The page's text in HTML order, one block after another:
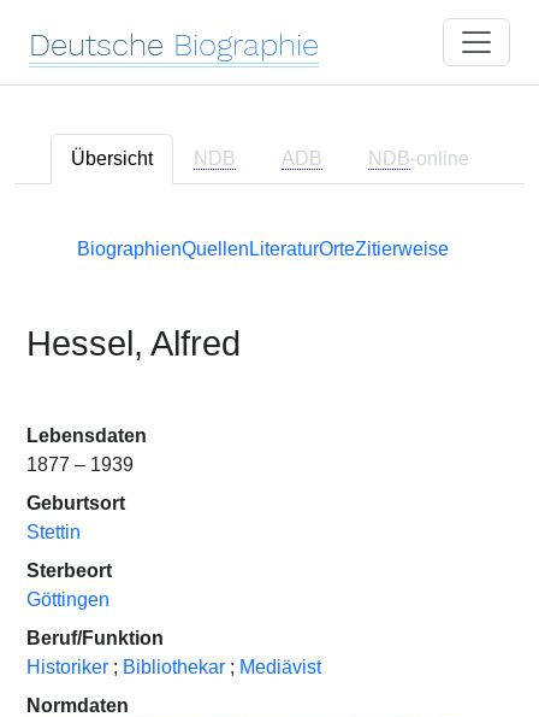
Deutsche Biographie
Übersicht NDB ADB NDB-online
BiographienQuellen LiteraturOrteZitierweise
Hessel, Alfred
Lebensdaten
1877 – 1939
Geburtsort
Stettin
Sterbeort
Göttingen
Beruf/Funktion
Historiker ; Bibliothekar ; Mediävist
Normdaten